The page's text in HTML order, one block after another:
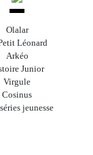
Olalar
Léonard
Arkéo
Junior
Virgule
Cosinus
jeunesse